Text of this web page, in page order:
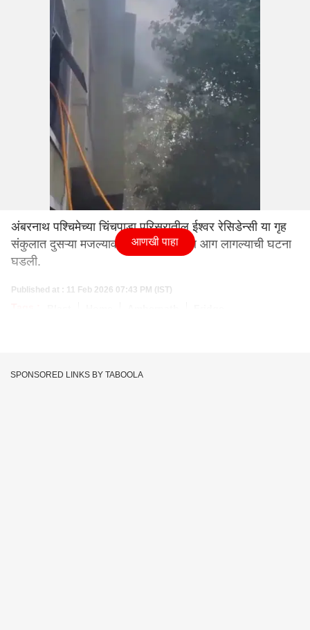
अंबरनाथ पश्चिमेच्या चिंचपाडा परिसरातील ईश्वर रेसिडेन्सी या गृह
संकुलात दुसऱ्या मजल्यावर एका घरात भीषण आग लागल्याची घटना
घडली.
Published at : 11 Feb 2026 07:43 PM (IST)
आणखी पाहा
SPONSORED LINKS BY TABOOLA